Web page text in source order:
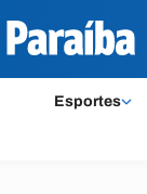
Esportes